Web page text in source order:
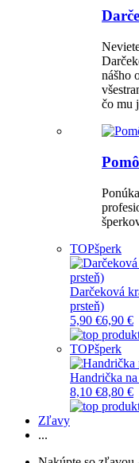
nášho
čo mu
TOPšperk
Darčeková
prsteň)
5,90 €6,90 €
TOPšperk
Handrička
8,10 €8,80 €
Zľavy
...